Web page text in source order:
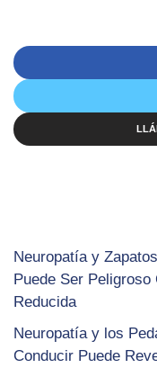
Neuropatía y
Puede Ser
Reducida
Neuropatía y los
Conducir Puede